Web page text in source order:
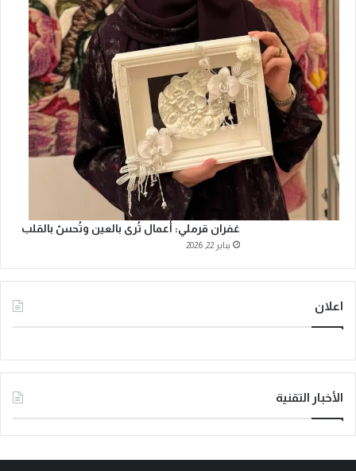
غفران قرملي: أعمال تُرى بالعين وتُحسّ بالقلب
يناير 22, 2026
اعلان
الأخبار التقنية